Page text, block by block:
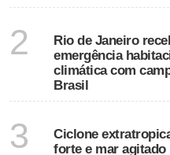
2
Rio de Janeiro
emergência
climática com
Brasil
3
Ciclone
forte e mar agitado